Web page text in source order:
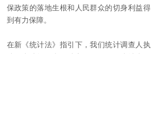
保政策的落地生根和人民群众的切身利益得
到有力保障。
在新《统计法》指引下，我们统计调查人执